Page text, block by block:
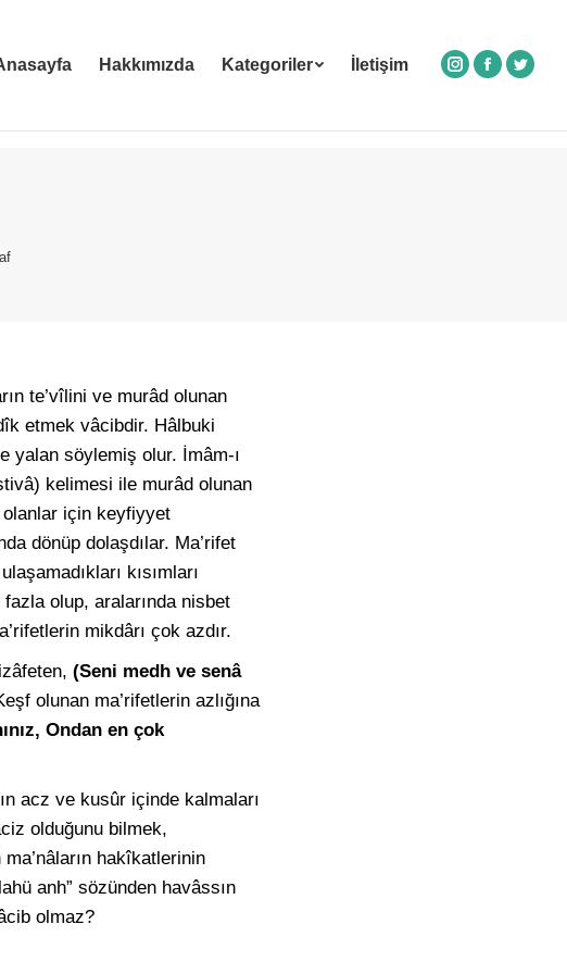
Hakkımızda Kategoriler İletişim
Instagram
Facebook
te’vîlini ve murâd olunan
etmek vâcibdir. Hâlbuki
yalan söylemiş olur. İmâm-ı
kelimesi ile murâd olunan
için keyfiyyet
dönüp dolaşdılar. Ma’rifet
kısımları
olup, aralarında nisbet
mikdârı çok azdır.
(Seni medh ve senâ
olunan ma’rifetlerin azlığına
Ondan en çok
acz ve kusûr içinde kalmaları
olduğunu bilmek,
hakîkatlerinin
anh” sözünden havâssın
olmaz?